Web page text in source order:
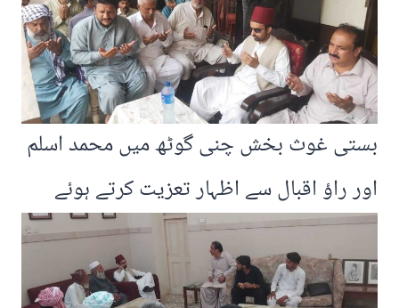
بستی غوث بخش چنی گوٹھ میں محمد اسلم
اور راؤ اقبال سے اظہار تعزیت کرتے ہوئے